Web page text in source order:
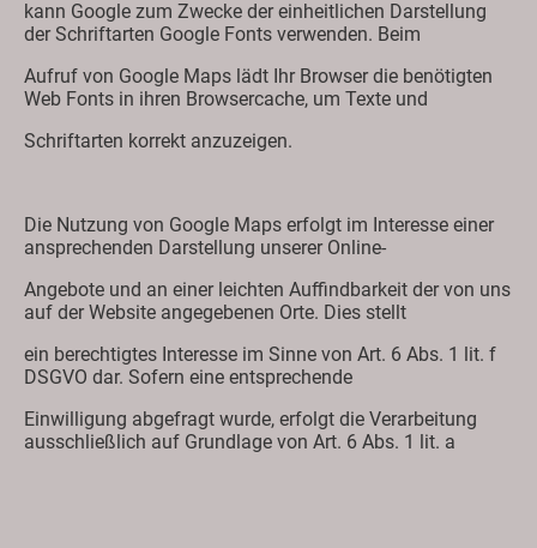
kann Google zum Zwecke der einheitlichen Darstellung
der Schriftarten Google Fonts verwenden. Beim
Aufruf von Google Maps lädt Ihr Browser die benötigten
Web Fonts in ihren Browsercache, um Texte und
Schriftarten korrekt anzuzeigen.
Die Nutzung von Google Maps erfolgt im Interesse einer
ansprechenden Darstellung unserer Online-
Angebote und an einer leichten Auffindbarkeit der von uns
auf der Website angegebenen Orte. Dies stellt
ein berechtigtes Interesse im Sinne von Art. 6 Abs. 1 lit. f
DSGVO dar. Sofern eine entsprechende
Einwilligung abgefragt wurde, erfolgt die Verarbeitung
ausschließlich auf Grundlage von Art. 6 Abs. 1 lit. a